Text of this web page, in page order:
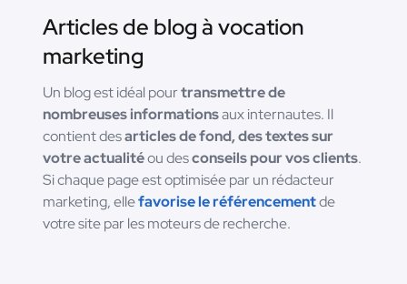
Articles de blog à vocation
marketing
Un blog est idéal pourtransmettre de
nombreuses informationsaux internautes. Il
contient desarticles de fond, des textes sur
votre actualitéou desconseils pour vos clients.
Si chaque page est optimisée par un rédacteur
marketing, ellefavorise le référencementde
votre site par les moteurs de recherche.